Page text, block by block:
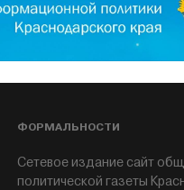
ФОРМАЛЬНОСТИ
Сетевое издание сайт
политической газеты